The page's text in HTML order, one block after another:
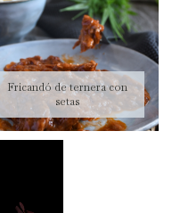
Fricandó de ternera con
setas